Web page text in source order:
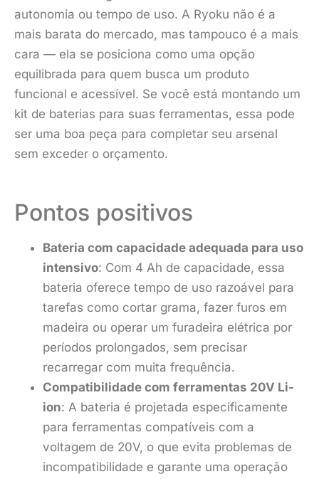
autonomia ou tempo de uso. A Ryoku não é a
mais barata do mercado, mas tampouco é a mais
cara — ela se posiciona como uma opção
equilibrada para quem busca um produto
funcional e acessível. Se você está montando um
kit de baterias para suas ferramentas, essa pode
ser uma boa peça para completar seu arsenal
sem exceder o orçamento.
Pontos positivos
Bateria com capacidade adequada para uso
intensivo: Com 4 Ah de capacidade, essa
bateria oferece tempo de uso razoável para
tarefas como cortar grama, fazer furos em
madeira ou operar um furadeira elétrica por
períodos prolongados, sem precisar
recarregar com muita frequência.
Compatibilidade com ferramentas 20V Li-
ion: A bateria é projetada especificamente
para ferramentas compatíveis com a
voltagem de 20V, o que evita problemas de
incompatibilidade e garante uma operação